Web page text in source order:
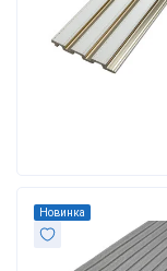
Новинка